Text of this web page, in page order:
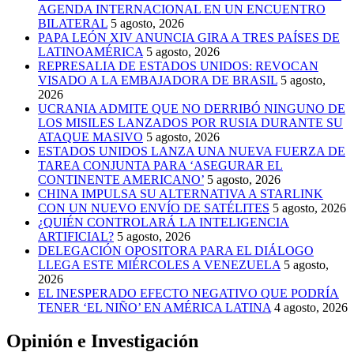
AGENDA INTERNACIONAL EN UN ENCUENTRO
BILATERAL 5 agosto, 2026
PAPA LEÓN XIV ANUNCIA GIRA A TRES PAÍSES DE
LATINOAMÉRICA 5 agosto, 2026
REPRESALIA DE ESTADOS UNIDOS: REVOCAN
VISADO A LA EMBAJADORA DE BRASIL 5 agosto,
2026
UCRANIA ADMITE QUE NO DERRIBÓ NINGUNO DE
LOS MISILES LANZADOS POR RUSIA DURANTE SU
ATAQUE MASIVO 5 agosto, 2026
ESTADOS UNIDOS LANZA UNA NUEVA FUERZA DE
TAREA CONJUNTA PARA ‘ASEGURAR EL
CONTINENTE AMERICANO’ 5 agosto, 2026
CHINA IMPULSA SU ALTERNATIVA A STARLINK
CON UN NUEVO ENVÍO DE SATÉLITES 5 agosto, 2026
¿QUIÉN CONTROLARÁ LA INTELIGENCIA
ARTIFICIAL? 5 agosto, 2026
DELEGACIÓN OPOSITORA PARA EL DIÁLOGO
LLEGA ESTE MIÉRCOLES A VENEZUELA 5 agosto,
2026
EL INESPERADO EFECTO NEGATIVO QUE PODRÍA
TENER ‘EL NIÑO’ EN AMÉRICA LATINA 4 agosto, 2026
Opinión e Investigación